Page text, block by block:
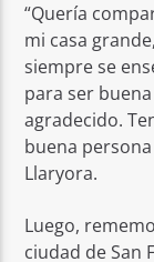
“Quería
mi casa
siempre se
para ser
agradecido.
buena
Llaryora.
Luego,
ciudad de San